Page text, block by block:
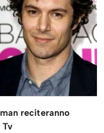
reciteranno
Tv